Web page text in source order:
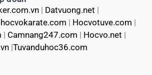
| Datvuong.net |
hocvokarate.com | Hocvotuve.com |
| Camnang247.com | Hocvo.net |
|Tuvanduhoc36.com